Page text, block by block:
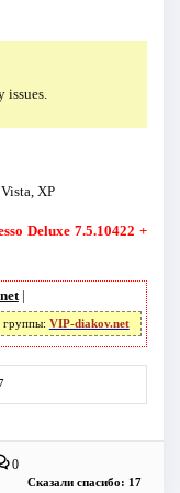
issues.
XP
Deluxe 7.5.10422 +
|
группы: VIP-diakov.net
0
Сказали спасибо: 17